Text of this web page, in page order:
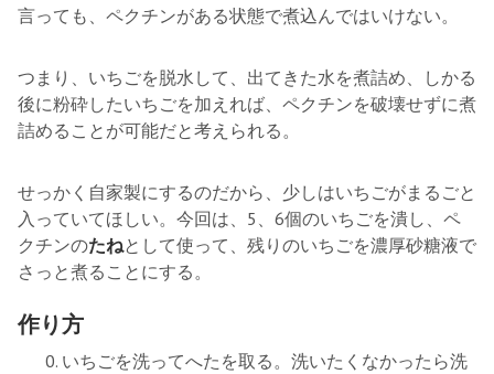
言っても、ペクチンがある状態で煮込んではいけない。
つまり、いちごを脱水して、出てきた水を煮詰め、しかる
後に粉砕したいちごを加えれば、ペクチンを破壊せずに煮
詰めることが可能だと考えられる。
せっかく自家製にするのだから、少しはいちごがまるごと
入っていてほしい。今回は、5、6個のいちごを潰し、ペ
クチンのたねとして使って、残りのいちごを濃厚砂糖液で
さっと煮ることにする。
作り方
いちごを洗ってへたを取る。洗いたくなかったら洗